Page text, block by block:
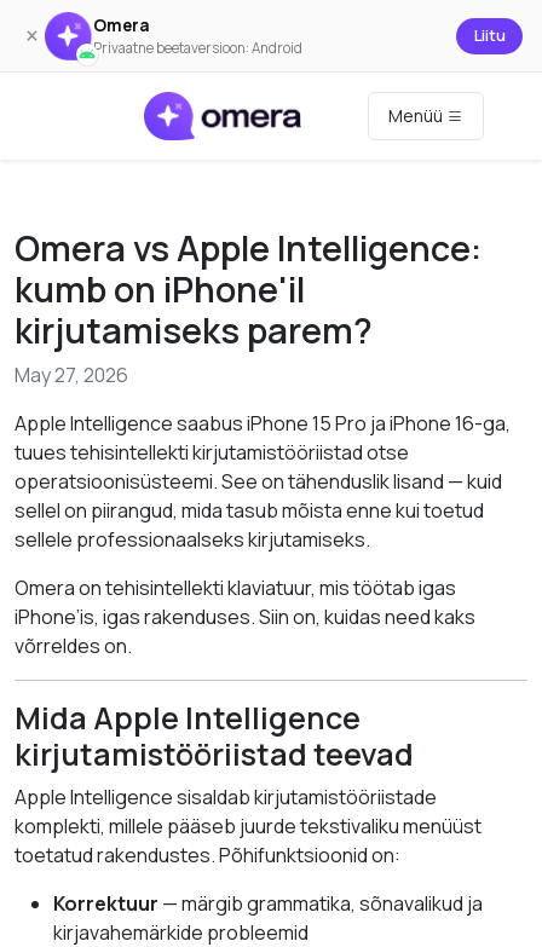
× Omera
Privaatne beetaversioon: Android
Liitu
Menüü
Omera vs Apple Intelligence:
kumb on iPhone'il
kirjutamiseks parem?
May 27, 2026
Apple Intelligence saabus iPhone 15 Pro ja iPhone 16-ga,
tuues tehisintellekti kirjutamistööriistad otse
operatsioonisüsteemi. See on tähenduslik lisand — kuid
sellel on piirangud, mida tasub mõista enne kui toetud
sellele professionaalseks kirjutamiseks.
Omera on tehisintellekti klaviatuur, mis töötab igas
iPhone’is, igas rakenduses. Siin on, kuidas need kaks
võrreldes on.
Mida Apple Intelligence
kirjutamistööriistad teevad
Apple Intelligence sisaldab kirjutamistööriistade
komplekti, millele pääseb juurde tekstivaliku menüüst
toetatud rakendustes. Põhifunktsioonid on:
Korrektuur — märgib grammatika, sõnavalikud ja
kirjavahemärkide probleemid